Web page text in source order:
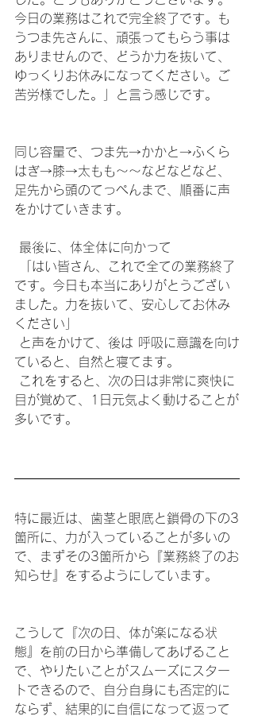
今日の業務はこれで完全終了です。も
うつま先さんに、頑張ってもらう事は
ありませんので、どうか力を抜いて、
ゆっくりお休みになってください。ご
苦労様でした。」と言う感じです。
同じ容量で、つま先→かかと→ふくら
はぎ→膝→太もも〜〜などなどなど、
足先から頭のてっぺんまで、順番に声
をかけていきます。
最後に、体全体に向かって
です。今日も本当にありがとうござい
ました。力を抜いて、安心してお休み
ください」
ていると、自然と寝てます。
目が覚めて、1日元気よく動けることが
多いです。
特に最近は、歯茎と眼底と鎖骨の下の3
箇所に、力が入っていることが多いの
で、まずその3箇所から『業務終了のお
知らせ』をするようにしています。
こうして『次の日、体が楽になる状
態』を前の日から準備してあげること
で、やりたいことがスムーズにスター
トできるので、自分自身にも否定的に
ならず、結果的に自信になって返って